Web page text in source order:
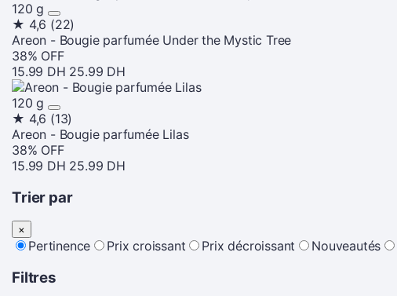
120 g
★ 4,6 (22)
Areon - Bougie parfumée Under the Mystic Tree
38% OFF
15.99 DH 25.99 DH
120 g
★ 4,6 (13)
Areon - Bougie parfumée Lilas
38% OFF
15.99 DH 25.99 DH
Trier par
×
Pertinence Prix croissant Prix décroissant Nouveautés
Filtres